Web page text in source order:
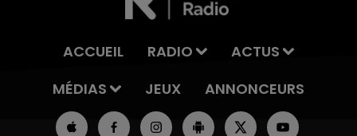
ACCUEIL RADIO
ACTUS
MÉDIAS
JEUX ANNONCEURS